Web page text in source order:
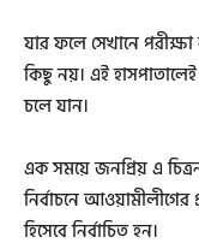
যার ফলে সেখানে
কিছু নয়। এই হাসপাতালেই
চলে যান।
এক সময়ে জনপ্রিয় এ
নির্বাচনে
হিসেবে নির্বাচিত হন।